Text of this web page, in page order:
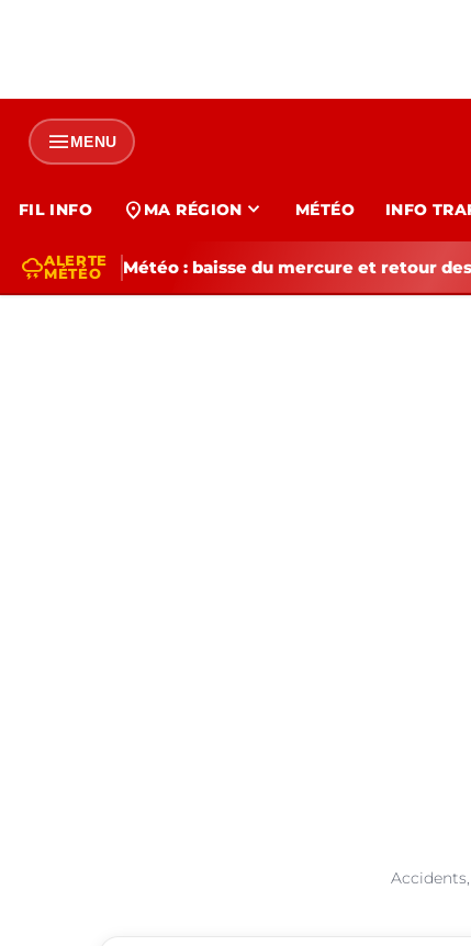
menuMENU
FIL INFO location_on MA RÉGION expand_more MÉTÉO INFO
thunderstormALERTE
MÉTÉO
Météo : baisse du mercure et retour